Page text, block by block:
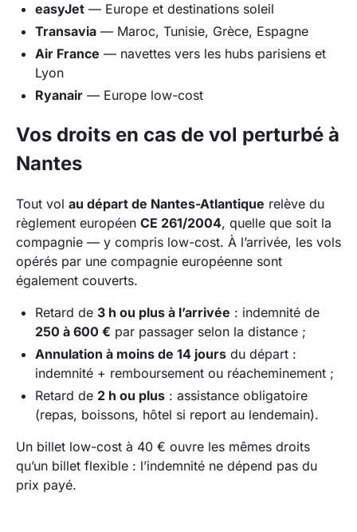
easyJet — Europe et destinations soleil
Transavia — Maroc, Tunisie, Grèce, Espagne
Air France — navettes vers les hubs parisiens et
Lyon
Ryanair — Europe low-cost
Vos droits en cas de vol perturbé à
Nantes
Tout vol au départ de Nantes-Atlantique relève du
règlement européen CE 261/2004, quelle que soit la
compagnie — y compris low-cost. À l’arrivée, les vols
opérés par une compagnie européenne sont
également couverts.
Retard de 3 h ou plus à l’arrivée : indemnité de
250 à 600 € par passager selon la distance ;
Annulation à moins de 14 jours du départ :
indemnité + remboursement ou réacheminement ;
Retard de 2 h ou plus : assistance obligatoire
(repas, boissons, hôtel si report au lendemain).
Un billet low-cost à 40 € ouvre les mêmes droits
qu’un billet flexible : l’indemnité ne dépend pas du
prix payé.